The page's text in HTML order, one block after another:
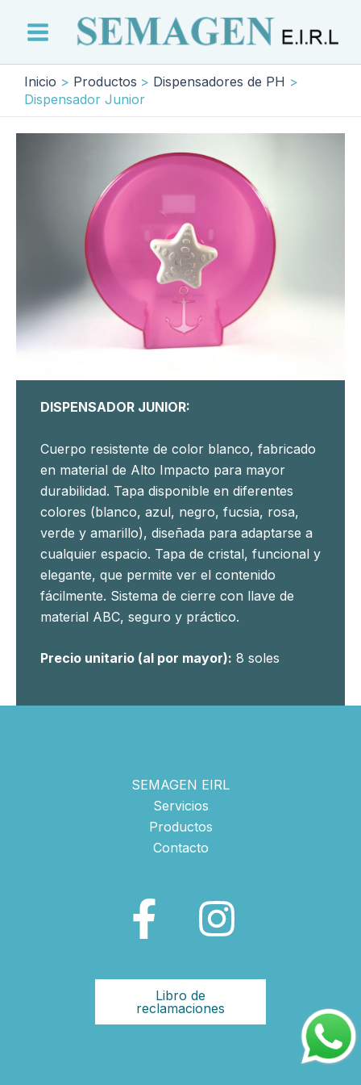
Main
Menu
Inicio Productos
Dispensadores de PH
Dispensador Junior
DISPENSADOR JUNIOR:
Cuerpo resistente de color blanco, fabricado
en material de Alto Impacto para mayor
durabilidad. Tapa disponible en diferentes
colores (blanco, azul, negro, fucsia, rosa,
verde y amarillo), diseñada para adaptarse a
cualquier espacio. Tapa de cristal, funcional y
elegante, que permite ver el contenido
fácilmente. Sistema de cierre con llave de
material ABC, seguro y práctico.
Precio unitario (al por mayor): 8 soles
SEMAGEN EIRL
Servicios
Productos
Contacto
Libro de
reclamaciones